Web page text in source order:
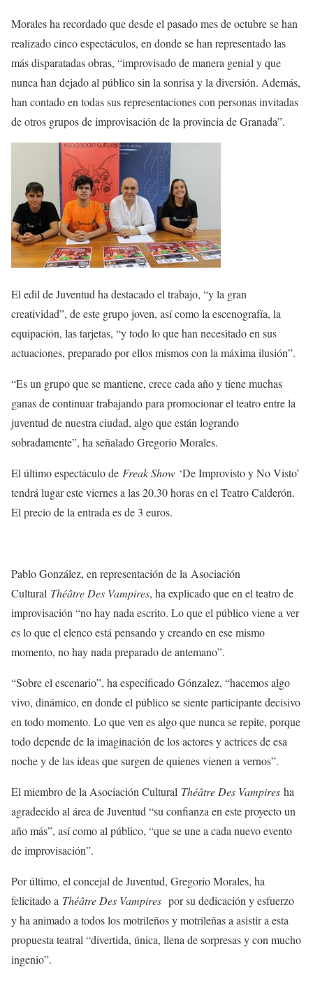
Morales ha recordado que desde el pasado mes de octubre se han
realizado cinco espectáculos, en donde se han representado las
más disparatadas obras, “improvisado de manera genial y que
nunca han dejado al público sin la sonrisa y la diversión. Además,
han contado en todas sus representaciones con personas invitadas
de otros grupos de improvisación de la provincia de Granada”.
El edil de Juventud ha destacado el trabajo, “y la gran
creatividad”, de este grupo joven, así como la escenografía, la
equipación, las tarjetas, “y todo lo que han necesitado en sus
actuaciones, preparado por ellos mismos con la máxima ilusión”.
“Es un grupo que se mantiene, crece cada año y tiene muchas
ganas de continuar trabajando para promocionar el teatro entre la
juventud de nuestra ciudad, algo que están logrando
sobradamente”, ha señalado Gregorio Morales.
El último espectáculo de Freak Show ‘De Improvisto y No Visto’
tendrá lugar este viernes a las 20.30 horas en el Teatro Calderón.
El precio de la entrada es de 3 euros.
Pablo González, en representación de la Asociación
Cultural Théâtre Des Vampires, ha explicado que en el teatro de
improvisación “no hay nada escrito. Lo que el público viene a ver
es lo que el elenco está pensando y creando en ese mismo
momento, no hay nada preparado de antemano”.
“Sobre el escenario”, ha especificado Gónzalez, “hacemos algo
vivo, dinámico, en donde el público se siente participante decisivo
en todo momento. Lo que ven es algo que nunca se repite, porque
todo depende de la imaginación de los actores y actrices de esa
noche y de las ideas que surgen de quienes vienen a vernos”.
El miembro de la Asociación Cultural Théâtre Des Vampires ha
agradecido al área de Juventud “su confianza en este proyecto un
año más”, así como al público, “que se une a cada nuevo evento
de improvisación”.
Por último, el concejal de Juventud, Gregorio Morales, ha
felicitado a Théâtre Des Vampires por su dedicación y esfuerzo
y ha animado a todos los motrileños y motrileñas a asistir a esta
propuesta teatral “divertida, única, llena de sorpresas y con mucho
ingenio”.